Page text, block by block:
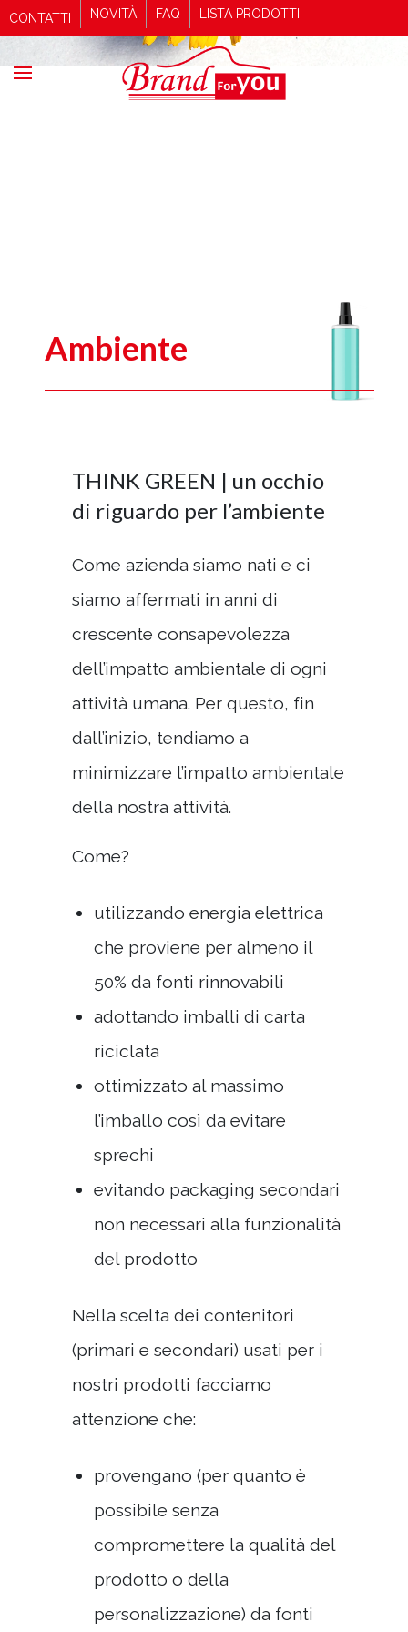
CONTATTI NOVITÀ FAQ LISTA PRODOTTI
Ambiente
THINK GREEN | un occhio
di riguardo per l’ambiente
Come azienda siamo nati e ci
siamo affermati in anni di
crescente consapevolezza
dell’impatto ambientale di ogni
attività umana. Per questo, fin
dall’inizio, tendiamo a
minimizzare l’impatto ambientale
della nostra attività.
Come?
utilizzando energia elettrica
che proviene per almeno il
50% da fonti rinnovabili
adottando imballi di carta
riciclata
ottimizzato al massimo
l’imballo così da evitare
sprechi
evitando packaging secondari
non necessari alla funzionalità
del prodotto
Nella scelta dei contenitori
(primari e secondari) usati per i
nostri prodotti facciamo
attenzione che:
provengano (per quanto è
possibile senza
compromettere la qualità del
prodotto o della
personalizzazione) da fonti